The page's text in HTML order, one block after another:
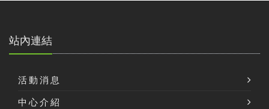
站內連結
活動消息
中心介紹